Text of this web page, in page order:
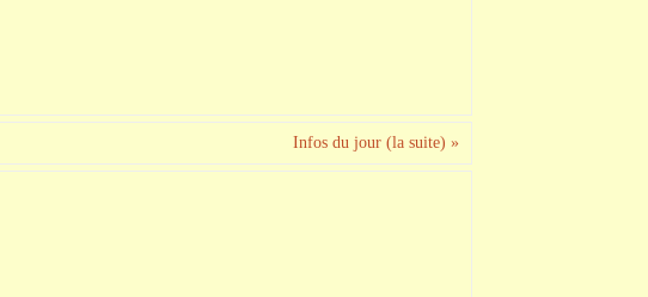
Infos du jour (la suite) »